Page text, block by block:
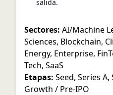
salida.
Sectores: AI/Machine
Sciences, Blockchain,
Energy, Enterprise,
Tech, SaaS
Etapas: Seed, Series A,
Growth / Pre-IPO